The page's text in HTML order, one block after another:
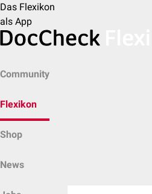
Das Flexikon
als App
Community
Flexikon
Shop
News